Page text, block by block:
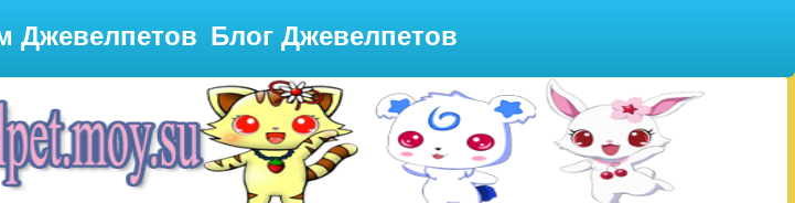
Джевелпетов Блог Джевелпетов